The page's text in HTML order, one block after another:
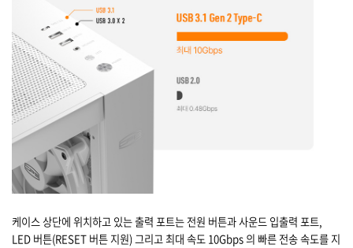
케이스 상단에 위치하고 있는 출력 포트는 전원 버튼과 사운드 입출력 포트,
LED 버튼(RESET 버튼 지원) 그리고 최대 속도 10Gbps 의 빠른 전송 속도를 지